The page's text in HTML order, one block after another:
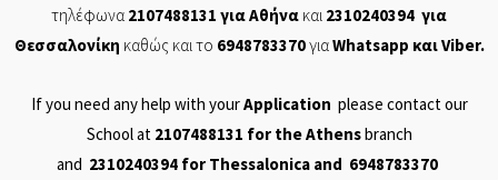
τηλέφωνα 2107488131 για Αθήνα και 2310240394 για
Θεσσαλονίκη καθώς και το 6948783370γιαWhatsapp καιViber.
If you need any help with yourApplication please contact our
School at 2107488131 for the Athensbranch
and 2310240394 for Thessalonica and 6948783370